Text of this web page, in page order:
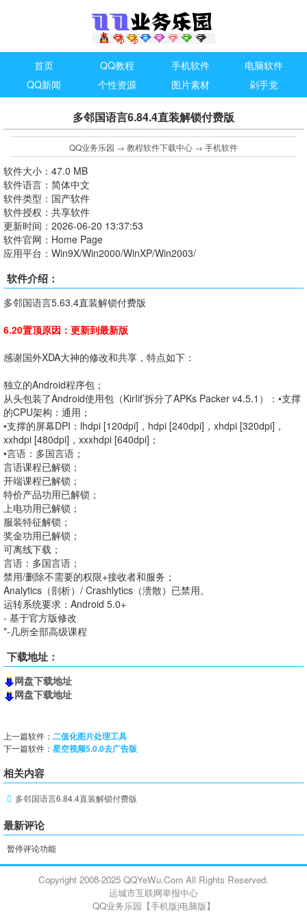
首页 QQ教程 手机软件
电脑软件
QQ新闻
个性资源 图片素材 剁手党
多邻国语言6.84.4直装解锁付费版
QQ业务乐园 → 教程软件下载中心 → 手机软件
软件大小：47.0 MB
软件语言：简体中文
软件类型：国产软件
软件授权：共享软件
更新时间：2026-06-20 13:37:53
软件官网：Home Page
应用平台：Win9X/Win2000/WinXP/Win2003/
软件介绍：
多邻国语言5.63.4直装解锁付费版
6.20置顶原因：更新到最新版
感谢国外XDA大神的修改和共享，特点如下：
独立的Android程序包；
从头包装了Android使用包（KirIif’拆分了APKs Packer v4.5.1）：•支撑
的CPU架构：通用；
•支撑的屏幕DPI：lhdpi [120dpi]，hdpi [240dpi]，xhdpi [320dpi]，
xxhdpi [480dpi]，xxxhdpi [640dpi]；
•言语：多国言语；
言语课程已解锁；
开端课程已解锁；
特价产品功用已解锁；
上电功用已解锁；
服装特征解锁；
奖金功用已解锁；
可离线下载；
言语：多国言语；
禁用/删除不需要的权限+接收者和服务；
Analytics（剖析）/ Crashlytics（溃散）已禁用。
运转系统要求：Android 5.0+
- 基于官方版修改
*-几所全部高级课程
下载地址：
网盘下载地址
网盘下载地址
上一篇软件： 二值化图片处理工具
下一篇软件： 星空视频5.0.0去广告版
相关内容
多邻国语言6.84.4直装解锁付费版
最新评论
暂停评论功能
Copyright 2008-2025 QQYeWu.Com All Rights Reserved.
运城市互联网举报中心
QQ业务乐园【手机版|电脑版】